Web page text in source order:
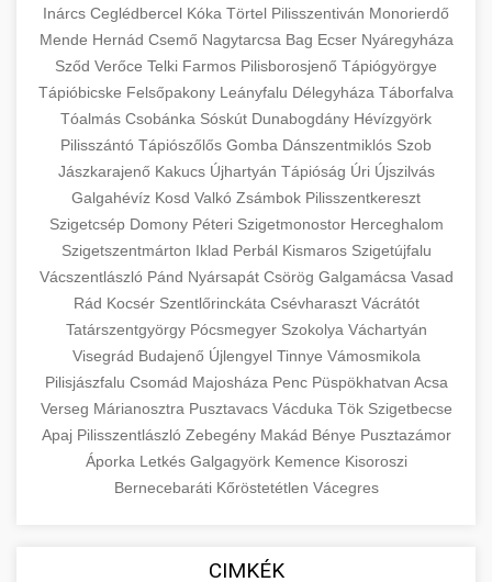
comprehensive aftercare.
szeptest.com
abdomen contouring surgery
Professional blepharoplasty procedures to
refresh your appearance. Upper and lower
eyelid surgery with experienced cosmetic
surgeons.
szeptest.com eyelid cosmetic procedure
📈 Paciensek Számának
Növelése
+
Case study showcasing 150% increase in
patient consultations through strategic
marketing. Learn proven methods for clinic
growth.
gildedeu.org clinic patient growth
🏥 Klinika Sikere
Esettanulmány
+
Detailed analysis of successful clinic strategies
resulting in significant patient acquisition
improvements and practice expansion.
checkmydentist.com
medical practice success
🤖 AI Marketing Bejelentkezés +
Discover how AI-driven marketing strategies
increased patient registrations by 150%.
Modern technology meets medical practice
growth.
life3.net AI marketing results
🎯 Praxis Felfuttatása +
Comprehensive guide to scaling your medical
practice. Proven strategies for patient
acquisition, retention, and practice
📊 150%-os Páciens
Real-world results showing dramatic patient
Inárcs Ceglédbercel Kóka Törtel Pilisszentiván Monorierdő
Mende Hernád Csemő Nagytarcsa Bag Ecser Nyáregyháza
Sződ Verőce Telki Farmos Pilisborosjenő Tápiógyörgye
Tápióbicske Felsőpakony Leányfalu Délegyháza Táborfalva
Tóalmás Csobánka Sóskút Dunabogdány Hévízgyörk
Pilisszántó Tápiószőlős Gomba Dánszentmiklós Szob
Jászkarajenő Kakucs Újhartyán Tápióság Úri Újszilvás
Galgahévíz Kosd Valkó Zsámbok Pilisszentkereszt
Szigetcsép Domony Péteri Szigetmonostor Herceghalom
Szigetszentmárton Iklad Perbál Kismaros Szigetújfalu
Vácszentlászló Pánd Nyársapát Csörög Galgamácsa Vasad
Rád Kocsér Szentlőrinckáta Csévharaszt Vácrátót
Tatárszentgyörgy Pócsmegyer Szokolya Váchartyán
Visegrád Budajenő Újlengyel Tinnye Vámosmikola
Pilisjászfalu Csomád Majosháza Penc Püspökhatvan Acsa
Verseg Márianosztra Pusztavacs Vácduka Tök Szigetbecse
Apaj Pilisszentlászló Zebegény Makád Bénye Pusztazámor
Áporka Letkés Galgagyörk Kemence Kisoroszi
Bernecebaráti Kőröstetétlen Vácegres
CIMKÉK